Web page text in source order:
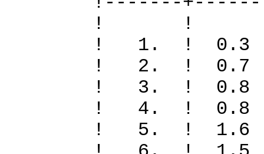
!
! 1. !
! 2. ! 0.7
! 3. ! 0.8
! 4. ! 0.8
! 5. ! 1.6